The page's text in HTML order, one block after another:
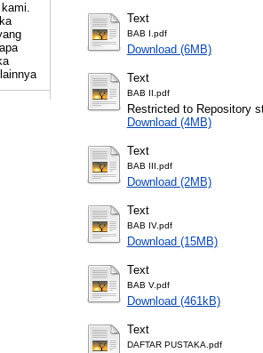
Text
BAB I.pdf
Download (6MB)
Text
BAB II.pdf
Restricted to Repository
Download (4MB)
Text
BAB III.pdf
Download (2MB)
Text
BAB IV.pdf
Download (15MB)
Text
BAB V.pdf
Download (461kB)
Text
DAFTAR PUSTAKA.pdf